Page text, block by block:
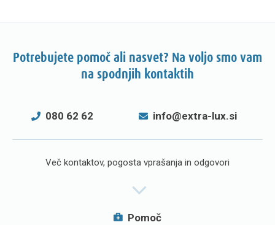
Potrebujete pomoč ali nasvet? Na voljo smo vam
na spodnjih kontaktih
080 62 62 info@extra-lux.si
Več kontaktov, pogosta vprašanja in odgovori
Pomoč